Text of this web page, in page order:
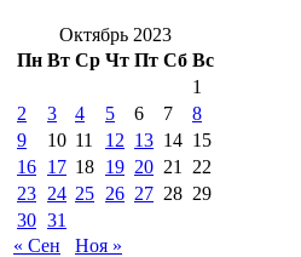
Октябрь 2023
Пн Вт Ср Чт Пт Сб Вс
1
2
3 4 5 6 7
8
9
10 11 12 13 14 15
16 17 18 19 20 21
22
23 24 25 26 27 28 29
30 31
« Сен
Ноя »